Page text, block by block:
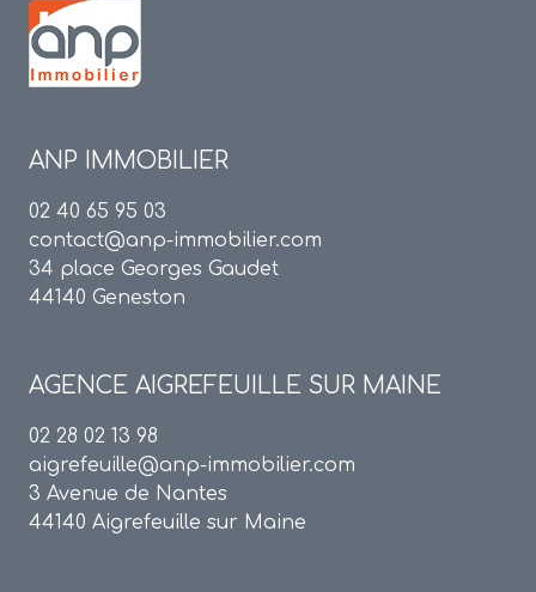
ANP IMMOBILIER
02 40 65 95 03
contact@anp-immobilier.com
34 place Georges Gaudet
44140 Geneston
AGENCE AIGREFEUILLE SUR MAINE
02 28 02 13 98
aigrefeuille@anp-immobilier.com
3 Avenue de Nantes
44140 Aigrefeuille sur Maine